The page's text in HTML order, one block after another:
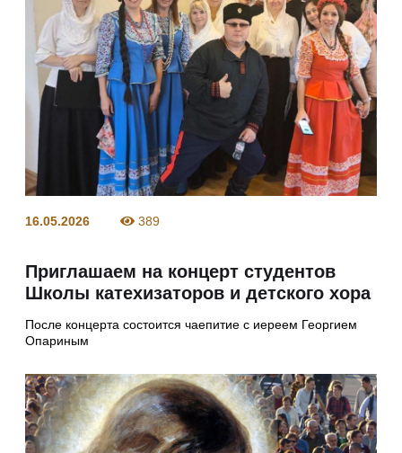
16.05.2026 389
Приглашаем на концерт студентов
Школы катехизаторов и детского хора
После концерта состоится чаепитие с иереем Георгием
Опариным